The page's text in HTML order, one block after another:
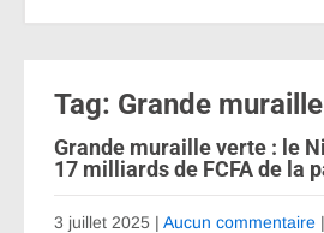
Tag: Grande
Grande muraille verte : le
17 milliards de FCFA de la
3 juillet 2025 | Aucun commentaire |